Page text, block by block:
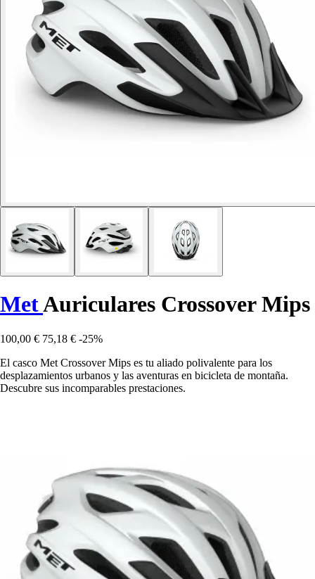
MetAuriculares Crossover Mips
100,00 € 75,18 € -25%
El casco Met Crossover Mips es tu aliado polivalente para los
desplazamientos urbanos y las aventuras en bicicleta de montaña.
Descubre sus incomparables prestaciones.